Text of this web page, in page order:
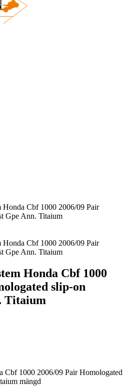
Honda Cbf 1000 2006/09 Pair
Gpe Ann. Titaium
Honda Cbf 1000 2006/09 Pair
Gpe Ann. Titaium
Honda Cbf 1000
slip-on
Titaium
Cbf 1000 2006/09 Pair Homologated
mängd